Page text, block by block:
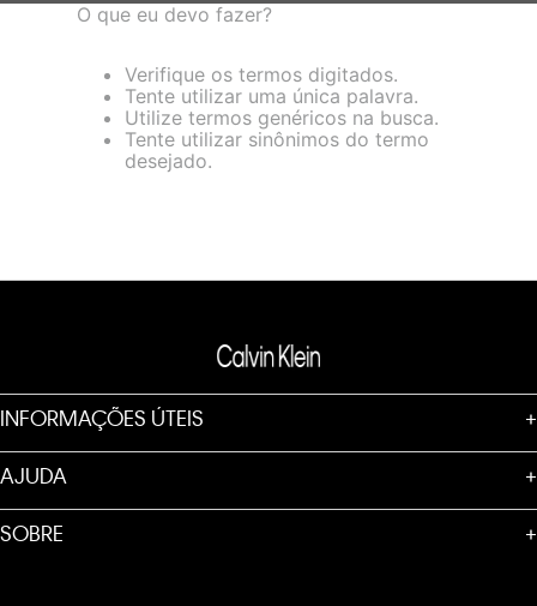
consideraremos isso como sua solicitação específica para
loja virtual. Para maiores informações sobre o nosso aviso de
Cookies acesse o link.
O que eu devo fazer?
Verifique os termos digitados.
Tente utilizar uma única palavra.
Utilize termos genéricos na busca.
Tente utilizar sinônimos do termo
desejado.
INFORMAÇÕES ÚTEIS +
AJUDA +
SOBRE +